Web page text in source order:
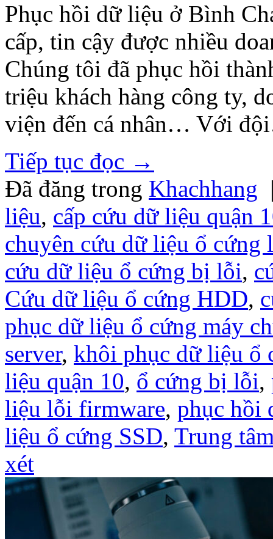
Phục hồi dữ liệu ở Bình
cấp, tin cậy được nhiều
Chúng tôi đã phục hồi
triệu khách hàng công ty,
viện đến cá nhân… Với
Tiếp tục đọc →
Đã đăng trong Khachhang
liệu, cấp cứu dữ liệu quận
chuyên cứu dữ liệu ổ cứng
cứu dữ liệu ổ cứng bị lỗi,
Cứu dữ liệu ổ cứng HDD,
phục dữ liệu ổ cứng máy
server, khôi phục dữ liệu ổ
liệu quận 10, ổ cứng bị lỗi,
liệu lỗi firmware, phục hồi
liệu ổ cứng SSD, Trung
xét